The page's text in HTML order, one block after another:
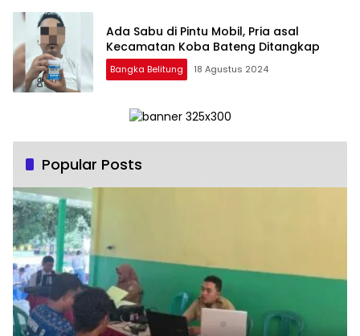
Ada Sabu di Pintu Mobil, Pria asal
Kecamatan Koba Bateng Ditangkap
Bangka Belitung 18 Agustus 2024
Popular Posts